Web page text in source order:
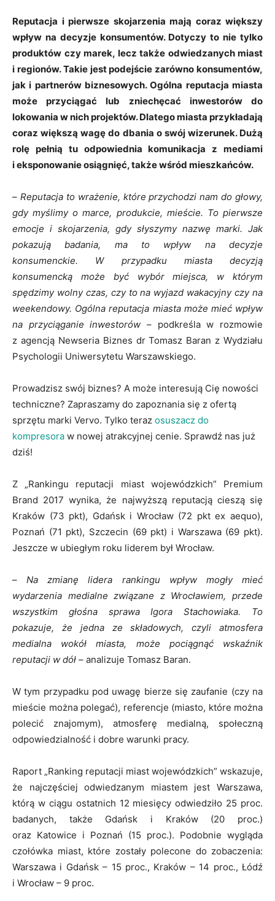
Reputacja i pierwsze skojarzenia mają coraz większy
wpływ na decyzje konsumentów. Dotyczy to nie tylko
produktów czy marek, lecz także odwiedzanych miast
i regionów. Takie jest podejście zarówno konsumentów,
jak i partnerów biznesowych. Ogólna reputacja miasta
może przyciągać lub zniechęcać inwestorów do
lokowania w nich projektów. Dlatego miasta przykładają
coraz większą wagę do dbania o swój wizerunek. Dużą
rolę pełnią tu odpowiednia komunikacja z mediami
i eksponowanie osiągnięć, także wśród mieszkańców.
– Reputacja to wrażenie, które przychodzi nam do głowy,
gdy myślimy o marce, produkcie, mieście. To pierwsze
emocje i skojarzenia, gdy słyszymy nazwę marki. Jak
pokazują badania, ma to wpływ na decyzje
konsumenckie. W przypadku miasta decyzją
konsumencką może być wybór miejsca, w którym
spędzimy wolny czas, czy to na wyjazd wakacyjny czy na
weekendowy. Ogólna reputacja miasta może mieć wpływ
na przyciąganie inwestorów – podkreśla w rozmowie
z agencją Newseria Biznes dr Tomasz Baran z Wydziału
Psychologii Uniwersytetu Warszawskiego.
Prowadzisz swój biznes? A może interesują Cię nowości
techniczne? Zapraszamy do zapoznania się z ofertą
sprzętu marki Vervo. Tylko teraz osuszacz do
kompresora w nowej atrakcyjnej cenie. Sprawdź nas już
dziś!
Z „Rankingu reputacji miast wojewódzkich” Premium
Brand 2017 wynika, że najwyższą reputacją cieszą się
Kraków (73 pkt), Gdańsk i Wrocław (72 pkt ex aequo),
Poznań (71 pkt), Szczecin (69 pkt) i Warszawa (69 pkt).
Jeszcze w ubiegłym roku liderem był Wrocław.
–Na zmianę lidera rankingu wpływ mogły mieć
wydarzenia medialne związane z Wrocławiem, przede
wszystkim głośna sprawa Igora Stachowiaka. To
pokazuje, że jedna ze składowych, czyli atmosfera
medialna wokół miasta, może pociągnąć wskaźnik
reputacji w dół – analizuje Tomasz Baran.
W tym przypadku pod uwagę bierze się zaufanie (czy na
mieście można polegać), referencje (miasto, które można
polecić znajomym), atmosferę medialną, społeczną
odpowiedzialność i dobre warunki pracy.
Raport „Ranking reputacji miast wojewódzkich” wskazuje,
że najczęściej odwiedzanym miastem jest Warszawa,
którą w ciągu ostatnich 12 miesięcy odwiedziło 25 proc.
badanych, także Gdańsk i Kraków (20 proc.)
oraz Katowice i Poznań (15 proc.). Podobnie wygląda
czołówka miast, które zostały polecone do zobaczenia:
Warszawa i Gdańsk – 15 proc., Kraków – 14 proc., Łódź
i Wrocław – 9 proc.